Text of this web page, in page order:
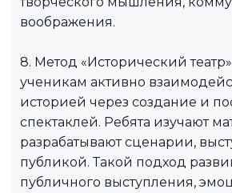
воображения.
8. Метод «Исторический
ученикам активно
историей через создание и
спектаклей. Ребята изучают
разрабатывают сценарии,
публикой. Такой подход
публичного выступления,